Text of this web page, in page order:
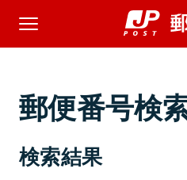
郵便番号検
検索結果